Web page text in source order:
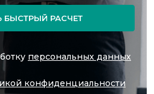
БЫСТРЫЙ РАСЧЕТ
персональных данных
конфиденциальности